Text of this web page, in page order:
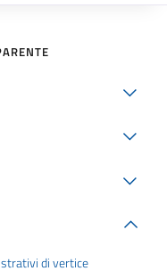
di vertice